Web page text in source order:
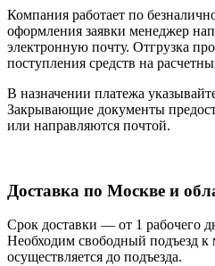
Компания работает по
оформления заявки менеджер
электронную почту. Отгрузка
поступления средств на
В назначении платежа
Закрывающие документы
или направляются почтой.
Доставка по Москве и
Срок доставки — от 1 рабочего
Необходим свободный подъезд к
осуществляется до подъезда.